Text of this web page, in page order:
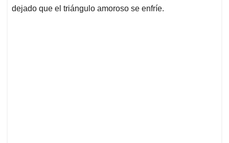
dejado que el triángulo amoroso se enfríe.